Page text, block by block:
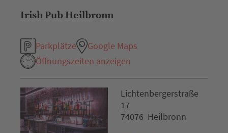
Irish Pub Heilbronn
Parkplätze
Google Maps
Öffnungszeiten anzeigen
Lichtenbergerstraße
17
74076 Heilbronn